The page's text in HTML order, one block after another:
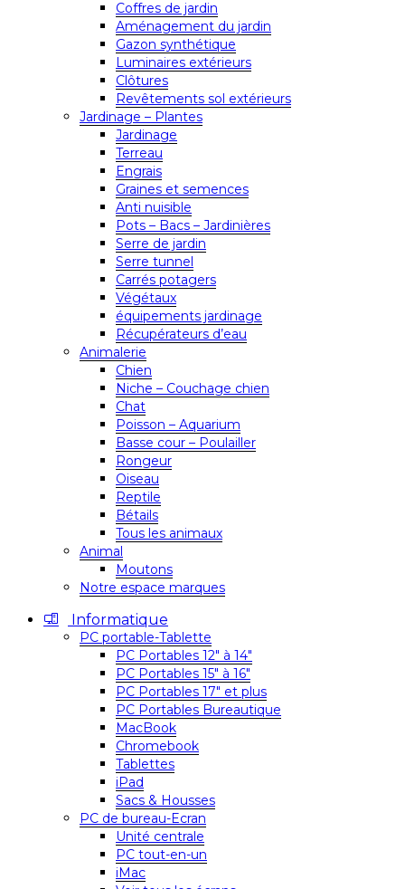
Coffres de jardin
Aménagement du jardin
Gazon synthétique
Luminaires extérieurs
Clôtures
Revêtements sol extérieurs
Jardinage – Plantes
Jardinage
Terreau
Engrais
Graines et semences
Anti nuisible
Pots – Bacs – Jardinières
Serre de jardin
Serre tunnel
Carrés potagers
Végétaux
équipements jardinage
Récupérateurs d’eau
Animalerie
Chien
Niche – Couchage chien
Chat
Poisson – Aquarium
Basse cour – Poulailler
Rongeur
Oiseau
Reptile
Bétails
Tous les animaux
Animal
Moutons
Notre espace marques
Informatique
PC portable-Tablette
PC Portables 12″ à 14″
PC Portables 15″ à 16″
PC Portables 17″ et plus
PC Portables Bureautique
MacBook
Chromebook
Tablettes
iPad
Sacs & Housses
PC de bureau-Ecran
Unité centrale
PC tout-en-un
iMac